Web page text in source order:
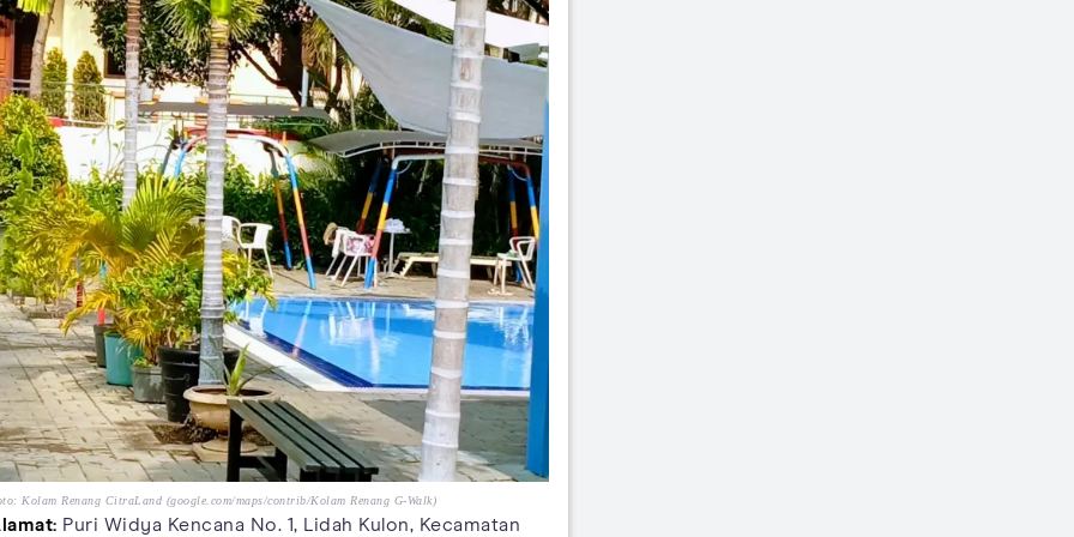
Kolam Renang CitraLand (google.com/maps/contrib/Kolam Renang G-Walk)
Puri Widya Kencana No. 1, Lidah Kulon, Kecamatan